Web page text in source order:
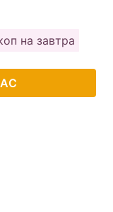
на завтра